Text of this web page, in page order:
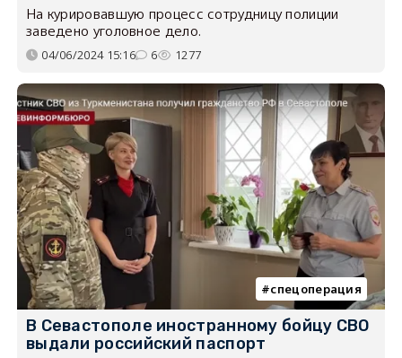
На курировавшую процесс сотрудницу полиции
заведено уголовное дело.
04/06/2024 15:16 6 1277
спецоперация
В Севастополе иностранному бойцу СВО
выдали российский паспорт